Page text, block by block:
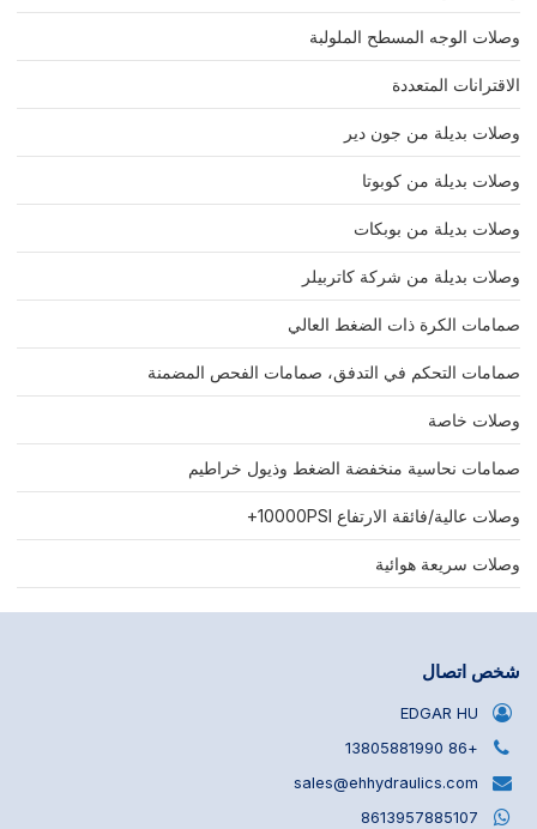
وصلات الوجه المسطح الملولبة
الاقترانات المتعددة
وصلات بديلة من جون دير
وصلات بديلة من كوبوتا
وصلات بديلة من بوبكات
وصلات بديلة من شركة كاتربيلر
صمامات الكرة ذات الضغط العالي
صمامات التحكم في التدفق، صمامات الفحص المضمنة
وصلات خاصة
صمامات نحاسية منخفضة الضغط وذيول خراطيم
وصلات عالية/فائقة الارتفاع 10000PSI+
وصلات سريعة هوائية
شخص اتصال
EDGAR HU
+86 13805881990
sales@ehhydraulics.com
8613957885107